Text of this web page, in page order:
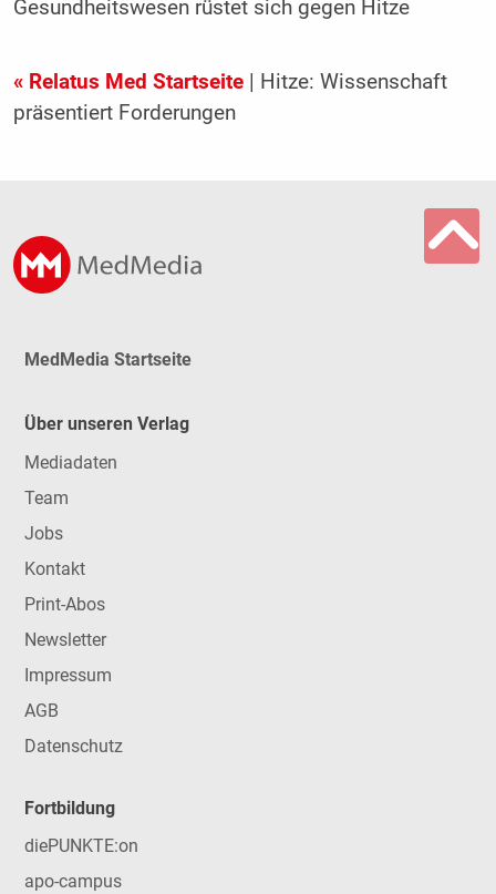
Gesundheitswesen rüstet sich gegen Hitze
« Relatus Med Startseite| Hitze: Wissenschaft
präsentiert Forderungen
MedMedia Startseite
Über unseren Verlag
Mediadaten
Team
Jobs
Kontakt
Print-Abos
Newsletter
Impressum
AGB
Datenschutz
Fortbildung
diePUNKTE:on
apo-campus